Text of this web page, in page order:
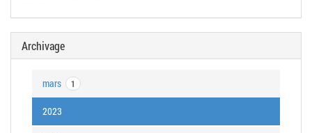
Archivage
mars 1
2023